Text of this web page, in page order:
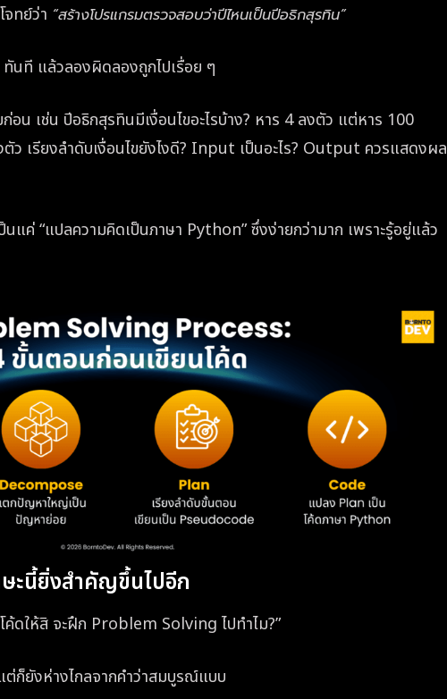
ทย์ว่า “สร้างโปรแกรมตรวจสอบว่าปีไหนเป็นปีอธิกสุรทิน”
นที แล้วลองผิดลองถูกไปเรื่อย ๆ
อน เช่น ปีอธิกสุรทินมีเงื่อนไขอะไรบ้าง? หาร 4 ลงตัว แต่หาร 100
ว เรียงลำดับเงื่อนไขยังไงดี? Input เป็นอะไร? Output ควรแสดงผล
นแค่ “แปลความคิดเป็นภาษา Python” ซึ่งง่ายกว่ามาก เพราะรู้อยู่แล้ว
ะนี้ยิ่งสำคัญขึ้นไปอีก
ค้ดให้สิ จะฝึก Problem Solving ไปทำไม?”
ก็ยังห่างไกลจากคำว่าสมบูรณ์แบบ